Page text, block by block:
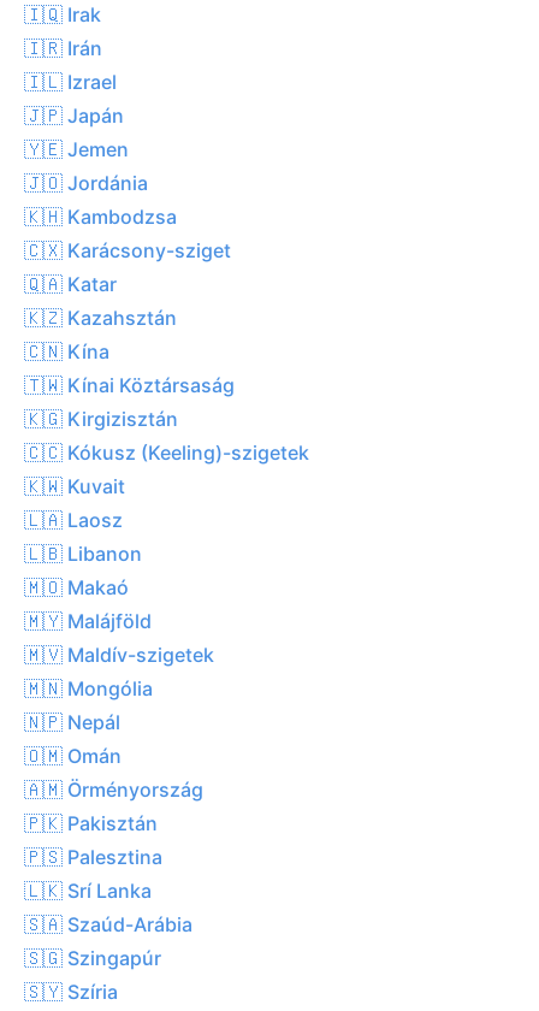
🇮🇶 Irak
🇮🇷 Irán
🇮🇱 Izrael
🇯🇵 Japán
🇾🇪 Jemen
🇯🇴 Jordánia
🇰🇭 Kambodzsa
🇨🇽 Karácsony-sziget
🇶🇦 Katar
🇰🇿 Kazahsztán
🇨🇳 Kína
🇹🇼 Kínai Köztársaság
🇰🇬 Kirgizisztán
🇨🇨 Kókusz (Keeling)-szigetek
🇰🇼 Kuvait
🇱🇦 Laosz
🇱🇧 Libanon
🇲🇴 Makaó
🇲🇾 Malájföld
🇲🇻 Maldív-szigetek
🇲🇳 Mongólia
🇳🇵 Nepál
🇴🇲 Omán
🇦🇲 Örményország
🇵🇰 Pakisztán
🇵🇸 Palesztina
🇱🇰 Srí Lanka
🇸🇦 Szaúd-Arábia
🇸🇬 Szingapúr
🇸🇾 Szíria